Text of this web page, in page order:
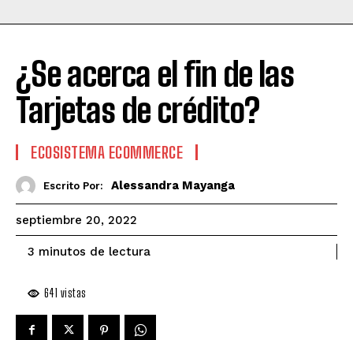
¿Se acerca el fin de las
Tarjetas de crédito?
ECOSISTEMA ECOMMERCE
Escrito Por: Alessandra Mayanga
septiembre 20, 2022
3 minutos de lectura
641 vistas